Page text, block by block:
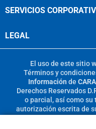
SERVICIOS
LEGAL
El uso de este sitio
Términos y
Información de
Derechos Reservados
o parcial, así como
autorización escrita de